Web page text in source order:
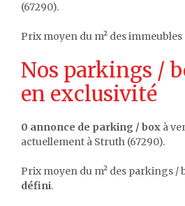
(67290).
Prix moyen du m² des immeubles
Nos parkings /
en exclusivité
0 annonce de parking / box à
actuellement à Struth (67290).
Prix moyen du m² des parkings /
défini.